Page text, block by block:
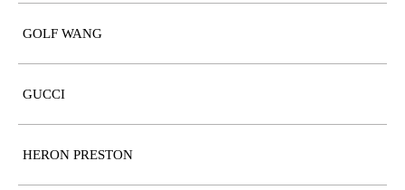
GOLF WANG
GUCCI
HERON PRESTON